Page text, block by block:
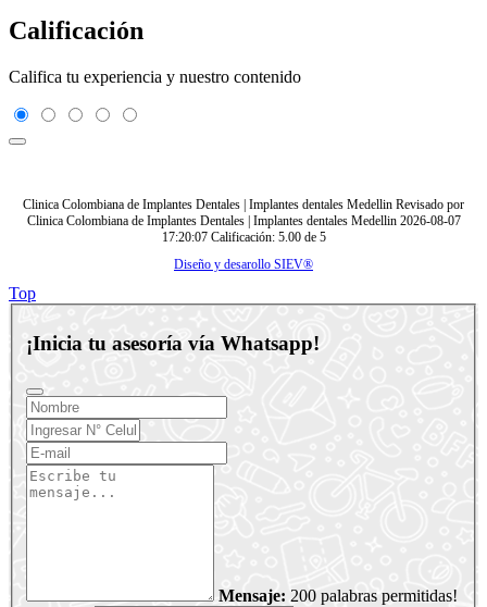
Calificación
Califica tu experiencia y nuestro contenido
Clinica Colombiana de Implantes Dentales | Implantes dentales Medellin Revisado por
Clinica Colombiana de Implantes Dentales | Implantes dentales Medellin 2026-08-07
17:20:07 Calificación: 5.00 de 5
Diseño y desarollo SIEV®
Top
¡Inicia tu asesoría vía Whatsapp!
Mensaje: 200 palabras permitidas!